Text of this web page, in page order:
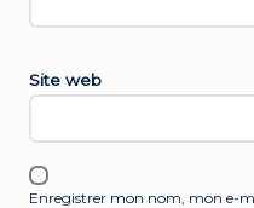
Site web
Enregistrer mon nom, mon e-